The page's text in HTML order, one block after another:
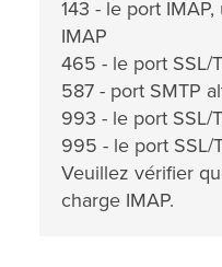
143 - le port
IMAP
465 - le port SSL/
587 - port SMTP
993 - le port SSL/
995 - le port SSL/
Veuillez vérifier
charge IMAP.